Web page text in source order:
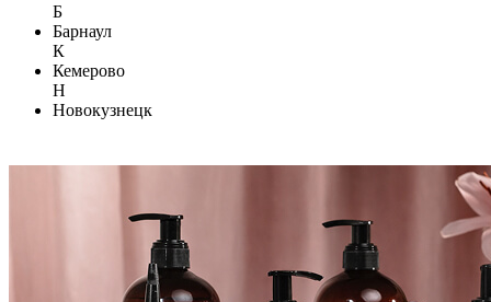
Б
Барнаул
К
Кемерово
Н
Новокузнецк